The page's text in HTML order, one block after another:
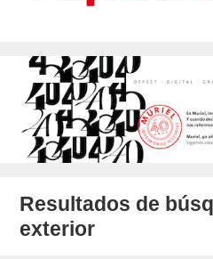
Resultados de
exterior